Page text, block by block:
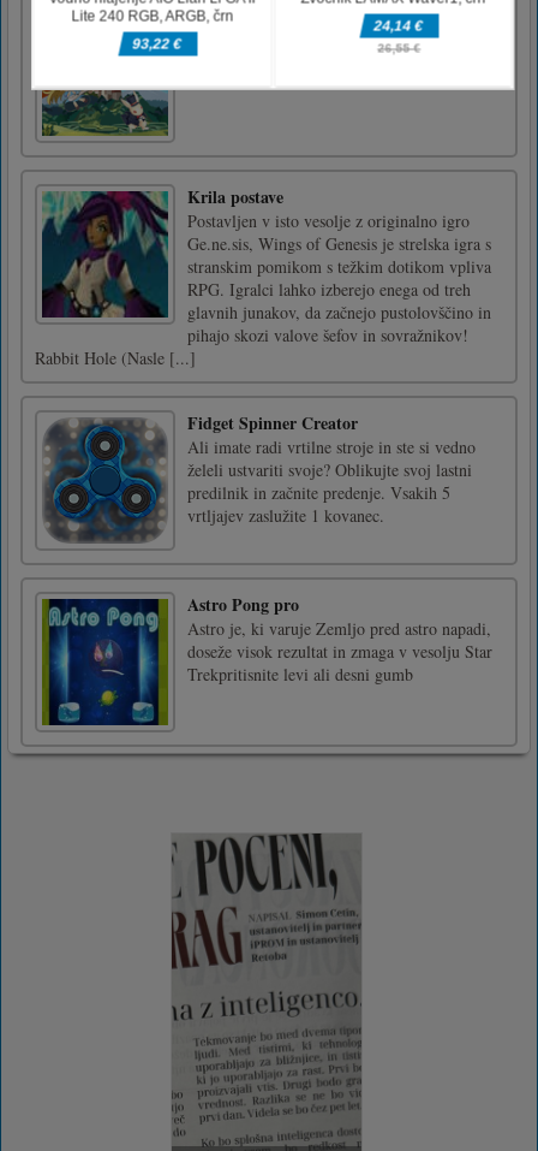
Alice v Tetrislandu
Igra Tetris, spustite bloke in dokončajte
vodoravne črte.
Krila postave
Postavljen v isto vesolje z originalno igro
Ge.ne.sis, Wings of Genesis je strelska igra s
stranskim pomikom s težkim dotikom vpliva
RPG. Igralci lahko izberejo enega od treh
glavnih junakov, da začnejo pustolovščino in
pihajo skozi valove šefov in sovražnikov!
Rabbit Hole (Nasle [...]
Fidget Spinner Creator
Ali imate radi vrtilne stroje in ste si vedno
želeli ustvariti svoje? Oblikujte svoj lastni
predilnik in začnite predenje. Vsakih 5
vrtljajev zaslužite 1 kovanec.
Astro Pong pro
Astro je, ki varuje Zemljo pred astro napadi,
doseže visok rezultat in zmaga v vesolju Star
Trekpritisnite levi ali desni gumb